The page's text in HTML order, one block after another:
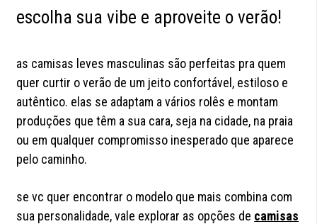
escolha sua vibe e aproveite o verão!
as camisas leves masculinas são perfeitas pra quem
quer curtir o verão de um jeito confortável, estiloso e
autêntico. elas se adaptam a vários rolês e montam
produções que têm a sua cara, seja na cidade, na praia
ou em qualquer compromisso inesperado que aparece
pelo caminho.
se vc quer encontrar o modelo que mais combina com
sua personalidade, vale explorar as opções de camisas